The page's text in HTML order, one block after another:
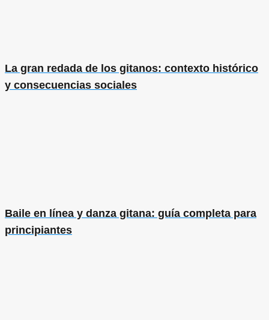
La gran redada de los gitanos: contexto histórico
y consecuencias sociales
Baile en línea y danza gitana: guía completa para
principiantes